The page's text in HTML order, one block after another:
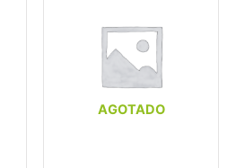
AGOTADO